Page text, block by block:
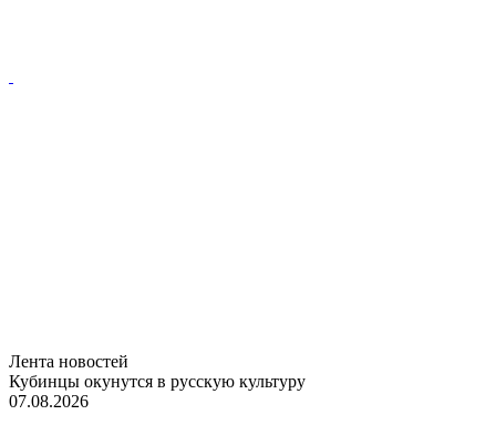
Лента новостей
Кубинцы окунутся в русскую культуру
07.08.2026